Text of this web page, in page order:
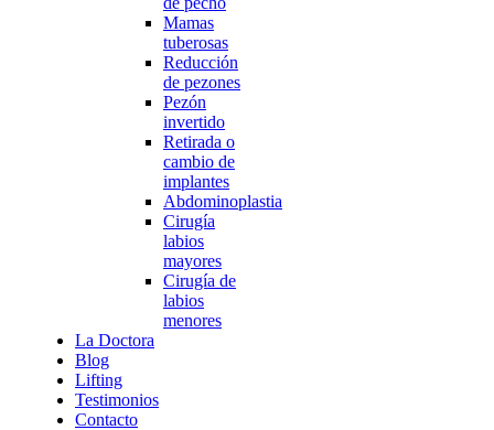
Mamas
tuberosas
Reducción
de pezones
Pezón
invertido
Retirada o
cambio de
implantes
Abdominoplastia
Cirugía
labios
mayores
Cirugía de
labios
menores
La Doctora
Blog
Lifting
Testimonios
Contacto